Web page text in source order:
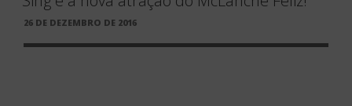
PUBLICADO
26 DE DEZEMBRO DE 2016